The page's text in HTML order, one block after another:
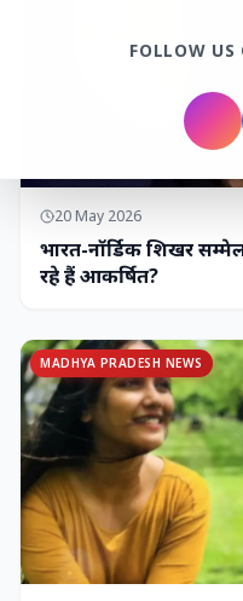
20 May 2026
भारत-नॉर्डिक शिखर
रहे हैं आकर्षित?
MADHYA PRADESH NEWS
FOLLOW